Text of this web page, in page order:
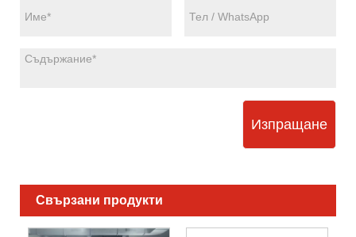
Изпращане
Свързани продукти